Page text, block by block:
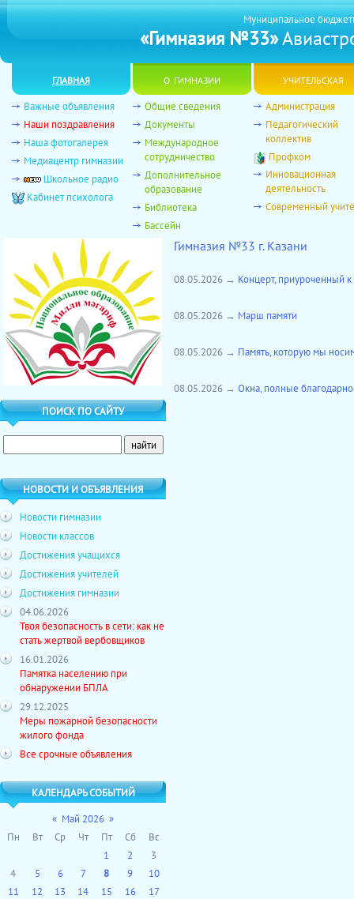
Муниципальное
«Гимназия №33»
главная о гимназии учительская
Важные объявления
Наши поздравления
Наша фотогалерея
Медиацентр гимназии
Школьное радио
Кабинет психолога
Общие сведения
Документы
Международное
сотрудничество
Дополнительное
образование
Библиотека
Бассейн
Администрация
Педагогический
коллектив
Профком
Инновационная
деятельность
Современный
ПОИСК ПО САЙТУ
НОВОСТИ И ОБЪЯВЛЕНИЯ
Новости гимназии
Новости классов
Достижения учащихся
Достижения учителей
Достижения гимназии
04.06.2026
Твоя безопасность в сети: как не
стать жертвой вербовщиков
16.01.2026
Памятка населению при
обнаружении БПЛА
29.12.2025
Меры пожарной безопасности
жилого фонда
Все срочные объявления
КАЛЕНДАРЬ СОБЫТИЙ
« Май 2026 »
Пн
Вт Ср Чт Пт Сб
Вс
1
2
3
4
5 6 7 8 9
10
11
12 13 14 15 16
17
Гимназия №33 г. Казани
08.05.2026 → Концерт, приуроченный
08.05.2026 → Марш памяти
08.05.2026 → Память, которую мы
08.05.2026 → Окна, полные